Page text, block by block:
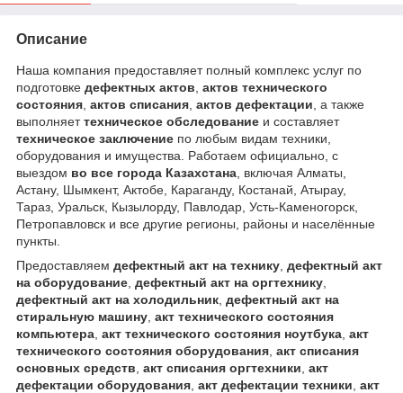
Описание
Наша компания предоставляет полный комплекс услуг по
подготовке дефектных актов актов технического
состояния актов списания актов дефектации , а также
выполняеттехническое обследование и составляет
техническое заключение по любым видам техники,
оборудования и имущества. Работаем официально, с
выездом во все города Казахстана , включая Алматы,
Астану, Шымкент, Актобе, Караганду, Костанай, Атырау,
Тараз, Уральск, Кызылорду, Павлодар, Усть-Каменогорск,
Петропавловск и все другие регионы, районы и населённые
пункты.
Предоставляем дефектный акт на технику дефектный акт
на оборудование дефектный акт на оргтехнику
дефектный акт на холодильник дефектный акт на
стиральную машину акт технического состояния
компьютера акт технического состояния ноутбука акт
технического состояния оборудования акт списания
основных средств акт списания оргтехники акт
дефектации оборудования акт дефектации техники акт